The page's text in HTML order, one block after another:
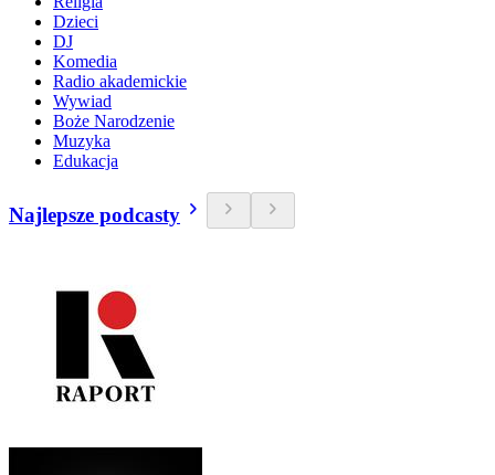
Dzieci
DJ
Komedia
Radio akademickie
Wywiad
Boże Narodzenie
Muzyka
Edukacja
Najlepsze podcasty